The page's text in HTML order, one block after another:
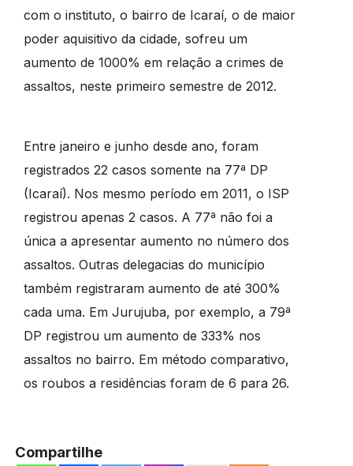
com o instituto, o bairro de Icaraí, o de maior
poder aquisitivo da cidade, sofreu um
aumento de 1000% em relação a crimes de
assaltos, neste primeiro semestre de 2012.
Entre janeiro e junho desde ano, foram
registrados 22 casos somente na 77ª DP
(Icaraí). Nos mesmo período em 2011, o ISP
registrou apenas 2 casos. A 77ª não foi a
única a apresentar aumento no número dos
assaltos. Outras delegacias do município
também registraram aumento de até 300%
cada uma. Em Jurujuba, por exemplo, a 79ª
DP registrou um aumento de 333% nos
assaltos no bairro. Em método comparativo,
os roubos a residências foram de 6 para 26.
Compartilhe